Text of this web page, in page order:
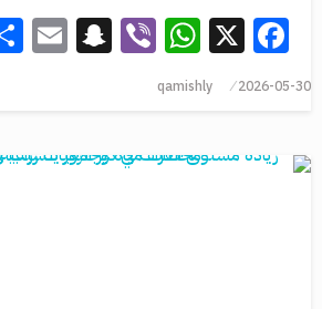
Facebook
X
Viber
2026-05-30
qamishly